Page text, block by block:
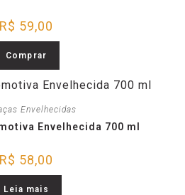
R$ 59,00
Comprar
Envelhecidas
Envelhecida 700 ml
R$ 58,00
Leia mais